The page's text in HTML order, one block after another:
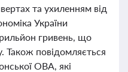
та ухиленням від
України
гривень, що
Також повідомляється
ОВА, які